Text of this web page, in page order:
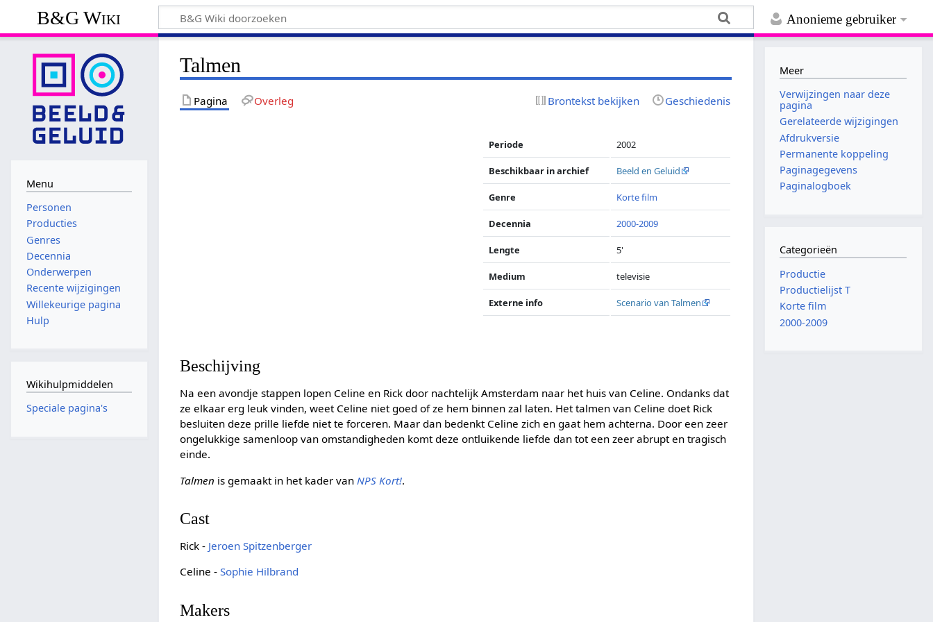
Anonieme gebruiker
B&G Wiki
Talmen
Pagina Overleg Brontekst bekijken Geschiedenis
Periode 2002
Beschikbaar in archief Beeld en Geluid
Genre Korte film
Decennia 2000-2009
Lengte 5'
Medium televisie
Externe info Scenario van Talmen
Beschijving
Na een avondje stappen lopen Celine en Rick door nachtelijk Amsterdam naar het huis van Celine. Ondanks dat
ze elkaar erg leuk vinden, weet Celine niet goed of ze hem binnen zal laten. Het talmen van Celine doet Rick
besluiten deze prille liefde niet te forceren. Maar dan bedenkt Celine zich en gaat hem achterna. Door een zeer
ongelukkige samenloop van omstandigheden komt deze ontluikende liefde dan tot een zeer abrupt en tragisch
einde.
Talmen is gemaakt in het kader van NPS Kort!.
Cast
Rick - Jeroen Spitzenberger
Celine -Sophie Hilbrand
Makers
Menu
Personen
Producties
Genres
Decennia
Onderwerpen
Recente wijzigingen
Willekeurige pagina
Hulp
Wikihulpmiddelen
Speciale pagina's
Meer
Verwijzingen naar deze
pagina
Gerelateerde wijzigingen
Afdrukversie
Permanente koppeling
Paginagegevens
Paginalogboek
Categorieën
Productie
Productielijst T
Korte film
2000-2009